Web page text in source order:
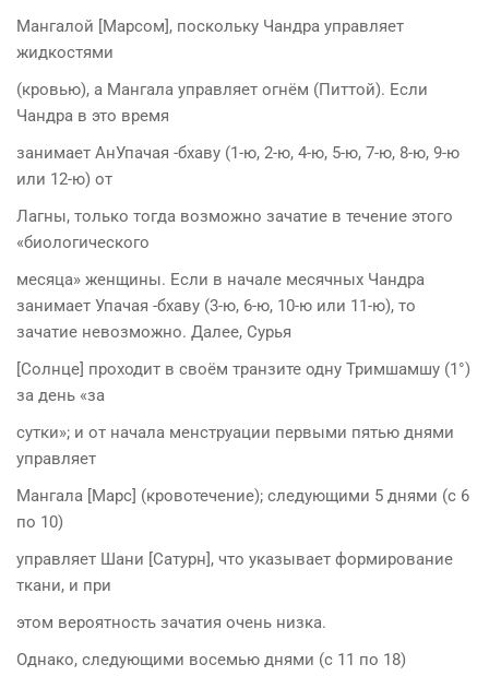
Мангалой [Марсом], поскольку Чандра управляет
жидкостями
(кровью), а Мангала управляет огнём (Питтой). Если
Чандра в это время
занимает АнУпачая -бхаву (1-ю, 2-ю, 4-ю, 5-ю, 7-ю, 8-ю, 9-ю
или 12-ю) от
Лагны, только тогда возможно зачатие в течение этого
«биологического
месяца» женщины. Если в начале месячных Чандра
занимает Упачая -бхаву (3-ю, 6-ю, 10-ю или 11-ю), то
зачатие невозможно. Далее, Сурья
[Солнце] проходит в своём транзите одну Тримшамшу (1°)
за день «за
сутки»; и от начала менструации первыми пятью днями
управляет
Мангала [Марс] (кровотечение); следующими 5 днями (с 6
по 10)
управляет Шани [Сатурн], что указывает формирование
ткани, и при
этом вероятность зачатия очень низка.
Однако, следующими восемью днями (с 11 по 18)